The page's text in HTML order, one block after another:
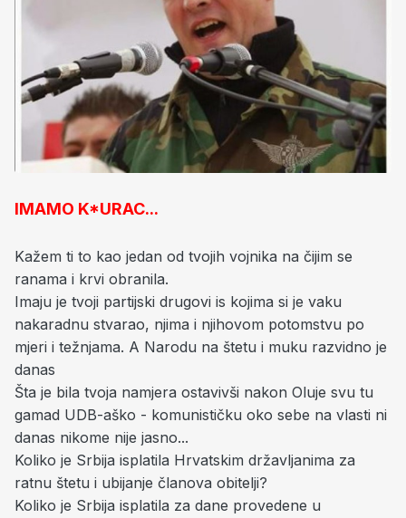
IMAMO K*URAC...
Kažem ti to kao jedan od tvojih vojnika na čijim se
ranama i krvi obranila.
Imaju je tvoji partijski drugovi is kojima si je vaku
nakaradnu stvarao, njima i njihovom potomstvu po
mjeri i težnjama. A Narodu na štetu i muku razvidno je
danas
Šta je bila tvoja namjera ostavivši nakon Oluje svu tu
gamad UDB-aško - komunističku oko sebe na vlasti ni
danas nikome nije jasno...
Koliko je Srbija isplatila Hrvatskim državljanima za
ratnu štetu i ubijanje članova obitelji?
Koliko je Srbija isplatila za dane provedene u